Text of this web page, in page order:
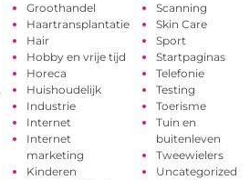
Groothandel
Haartransplantatie
Hair
Hobby en vrije tijd
Horeca
Huishoudelijk
Industrie
Internet
Internet
marketing
Kinderen
Scanning
Skin Care
Sport
Startpaginas
Telefonie
Testing
Toerisme
Tuin en
buitenleven
Tweewielers
Uncategorized